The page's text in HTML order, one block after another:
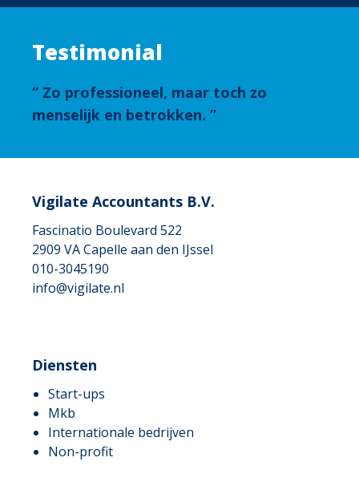
Testimonial
Zo professioneel, maar toch zo
menselijk en betrokken.
Vigilate Accountants B.V.
Fascinatio Boulevard 522
2909 VACapelle aan den IJssel
010-3045190
info@vigilate.nl
Diensten
Start-ups
Mkb
Internationale bedrijven
Non-profit